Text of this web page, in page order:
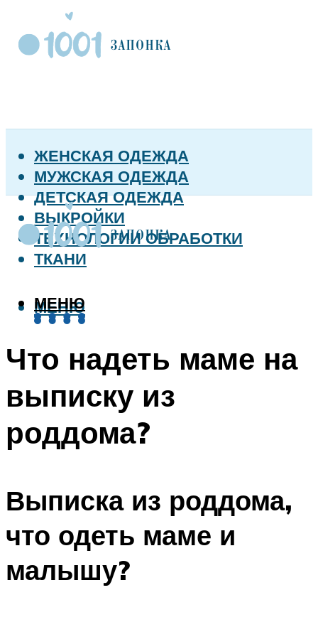
ЖЕНСКАЯ ОДЕЖДА
МУЖСКАЯ ОДЕЖДА
ДЕТСКАЯ ОДЕЖДА
ВЫКРОЙКИ
ТЕХНОЛОГИИ ОБРАБОТКИ
ТКАНИ
МЕНЮ
МЕНЮ
Что надеть маме на
выписку из
роддома?
Выписка из роддома,
что одеть маме и
малышу?